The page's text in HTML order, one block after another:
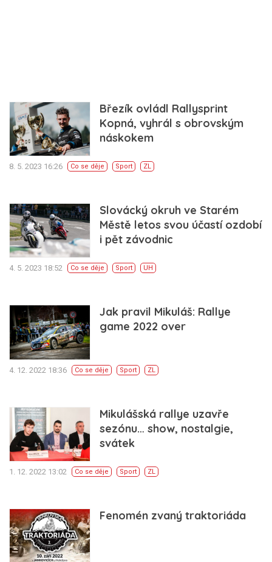
Březík ovládl Rallysprint
Kopná, vyhrál s obrovským
náskokem
8. 5. 2023 16:26 Co se děje Sport ZL
Slovácký okruh ve Starém
Městě letos svou účastí ozdobí
i pět závodnic
4. 5. 2023 18:52 Co se děje Sport UH
Jak pravil Mikuláš: Rallye
game 2022 over
4. 12. 2022 18:36 Co se děje Sport ZL
Mikulášská rallye uzavře
sezónu… show, nostalgie,
svátek
1. 12. 2022 13:02 Co se děje Sport ZL
Fenomén zvaný traktoriáda